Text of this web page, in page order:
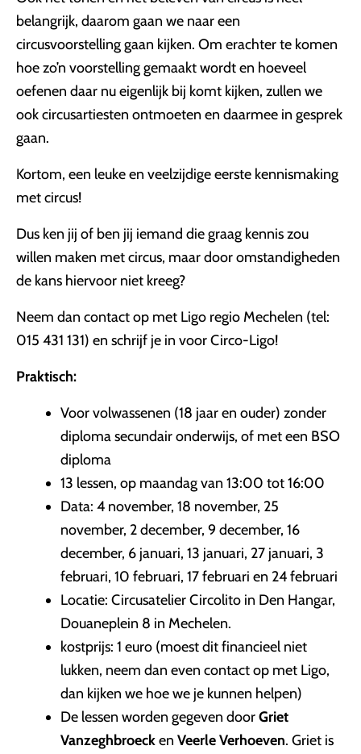
belangrijk, daarom gaan we naar een
circusvoorstelling gaan kijken. Om erachter te komen
hoe zo’n voorstelling gemaakt wordt en hoeveel
oefenen daar nu eigenlijk bij komt kijken, zullen we
ook circusartiesten ontmoeten en daarmee in gesprek
gaan.
Kortom, een leuke en veelzijdige eerste kennismaking
met circus!
Dus ken jij of ben jij iemand die graag kennis zou
willen maken met circus, maar door omstandigheden
de kans hiervoor niet kreeg?
Neem dan contact op met Ligo regio Mechelen (tel:
015 431 131) en schrijf je in voor Circo-Ligo!
Praktisch:
Voor volwassenen (18 jaar en ouder) zonder
diploma secundair onderwijs, of met een BSO
diploma
13 lessen, op maandag van 13:00 tot 16:00
Data: 4 november, 18 november, 25
november, 2 december, 9 december, 16
december, 6 januari, 13 januari, 27 januari, 3
februari, 10 februari, 17 februari en 24 februari
Locatie: Circusatelier Circolito in Den Hangar,
Douaneplein 8 in Mechelen.
kostprijs: 1 euro (moest dit financieel niet
lukken, neem dan even contact op met Ligo,
dan kijken we hoe we je kunnen helpen)
De lessen worden gegeven doorGriet
Vanzeghbroecken Veerle Verhoeven. Griet is